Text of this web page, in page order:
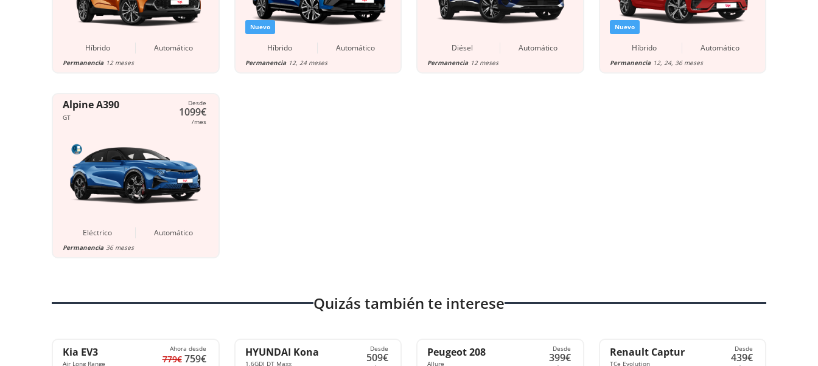
Híbrido Automático
Permanencia 12 meses
Nuevo
Híbrido Automático
Permanencia 12, 24 meses
Diésel Automático
Permanencia 12 meses
Nuevo
Híbrido Automático
Permanencia 12, 24, 36 meses
Alpine A390
GT
Desde
1099€
/mes
Eléctrico Automático
Permanencia 36 meses
Quizás también te interese
Kia EV3
Air Long Range
Ahora desde
779€ 759€
HYUNDAI Kona
1.6GDI DT Maxx
Desde
509€ Peugeot 208
Allure
Desde
399€ Renault Captur
TCe Evolution
Desde
439€